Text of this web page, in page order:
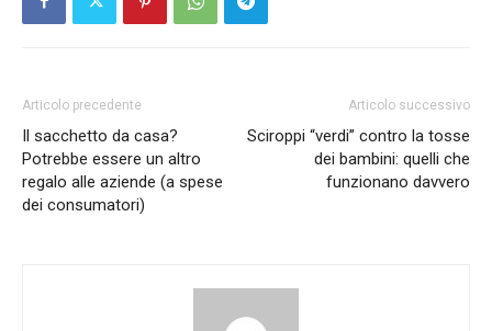
Articolo precedente
Il sacchetto da casa?
Potrebbe essere un altro
regalo alle aziende (a spese
dei consumatori)
Articolo successivo
Sciroppi “verdi” contro la tosse
dei bambini: quelli che
funzionano davvero